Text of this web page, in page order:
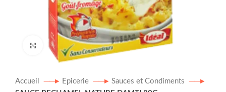
Click to enlarge
Accueil Epicerie
Sauces et Condiments